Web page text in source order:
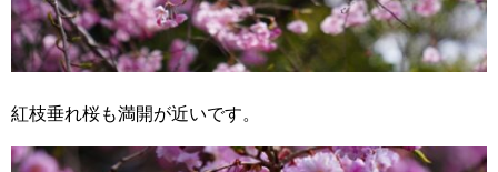
紅枝垂れ桜も満開が近いです。